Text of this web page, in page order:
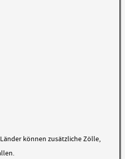
können zusätzliche Zölle,